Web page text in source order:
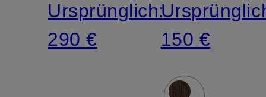
Ursprünglich:
290 €
150 €